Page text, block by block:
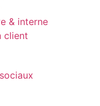
& interne
client